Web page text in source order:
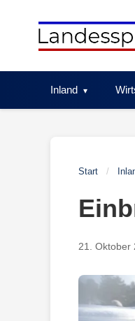
Inland
Start /
21. Oktober